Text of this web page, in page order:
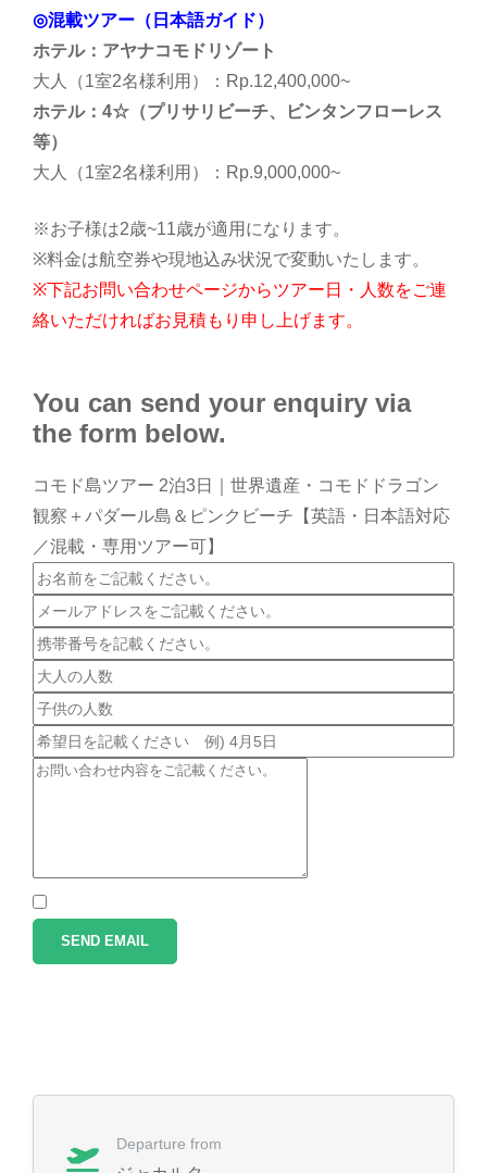
◎混載ツアー（日本語ガイド）
ホテル：アヤナコモドリゾート
大人（1室2名様利用）：Rp.12,400,000~
ホテル：4☆（プリサリビーチ、ビンタンフローレス
等）
大人（1室2名様利用）：Rp.9,000,000~
※お子様は2歳~11歳が適用になります。
※料金は航空券や現地込み状況で変動いたします。
※下記お問い合わせページからツアー日・人数をご連
絡いただければお見積もり申し上げます。
You can send your enquiry via
the form below.
コモド島ツアー 2泊3日｜世界遺産・コモドドラゴン
観察＋パダール島＆ピンクビーチ【英語・日本語対応
／混載・専用ツアー可】
SEND EMAIL
Departure from